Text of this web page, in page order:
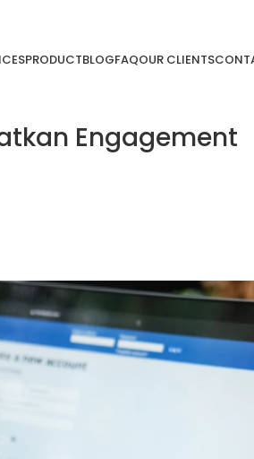
PRODUCTBLOGFAQOUR CLIENTS
Engagement